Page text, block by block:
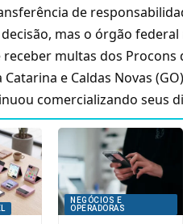
de
mas o órgão
multas dos Procons
e Caldas Novas
comercializando seus
NEGÓCIOS E
OPERADORAS